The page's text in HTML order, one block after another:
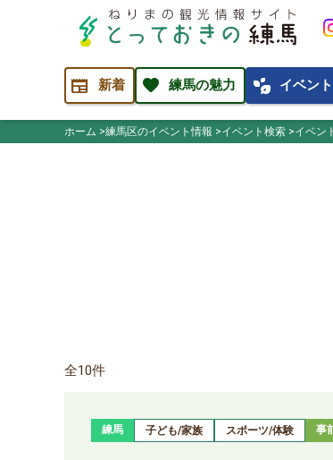
newspaper 新着 favorite 練馬の魅力 temp_preferences_eco イベント
ホーム 練馬区のイベント情報 イベント検索 イベン
全10件
練馬 子ども/家族 スポーツ/体験 事